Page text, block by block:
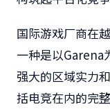
国际游戏厂商在
一种是以
强大的区域实力
括电竞在内的完